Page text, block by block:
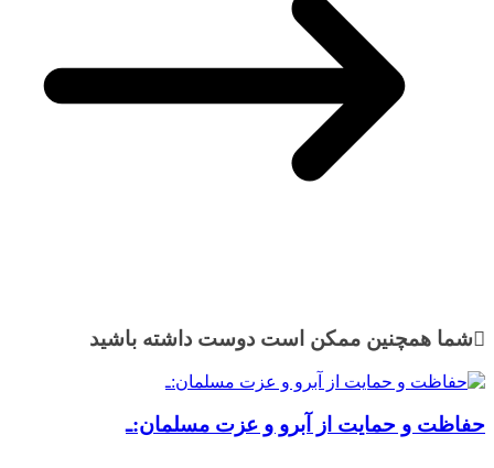
شما همچنین ممکن است دوست داشته باشید
حفاظت و حمایت از آبرو و عزت مسلمان:ـ